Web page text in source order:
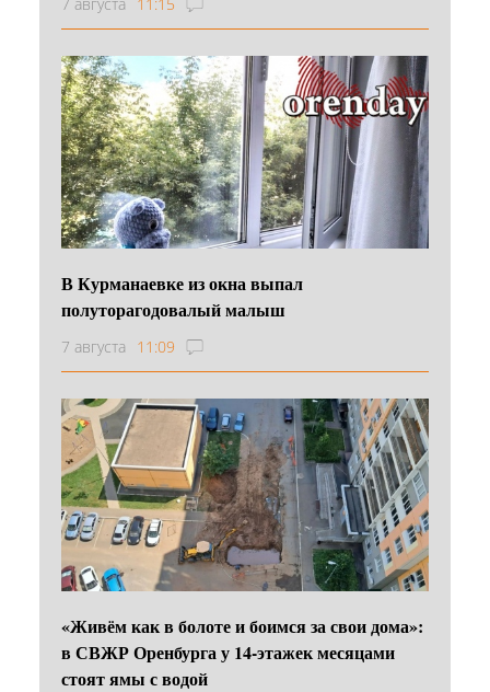
В Курманаевке из окна выпал
полуторагодовалый малыш
7 августа 11:09
«Живём как в болоте и боимся за свои дома»:
в СВЖР Оренбурга у 14-этажек месяцами
стоят ямы с водой